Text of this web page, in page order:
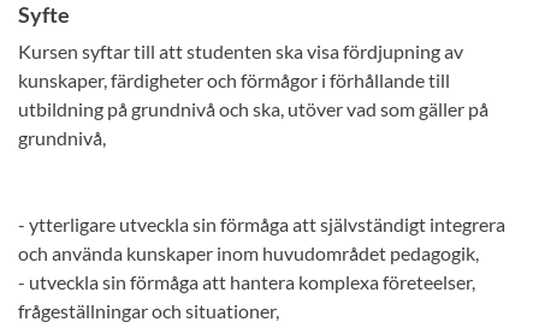
Syfte
Kursen syftar till att studenten ska visa fördjupning av
kunskaper, färdigheter och förmågor i förhållande till
utbildning på grundnivå och ska, utöver vad som gäller på
grundnivå,
- ytterligare utveckla sin förmåga att självständigt integrera
och använda kunskaper inom huvudområdet pedagogik,
- utveckla sin förmåga att hantera komplexa företeelser,
frågeställningar och situationer,